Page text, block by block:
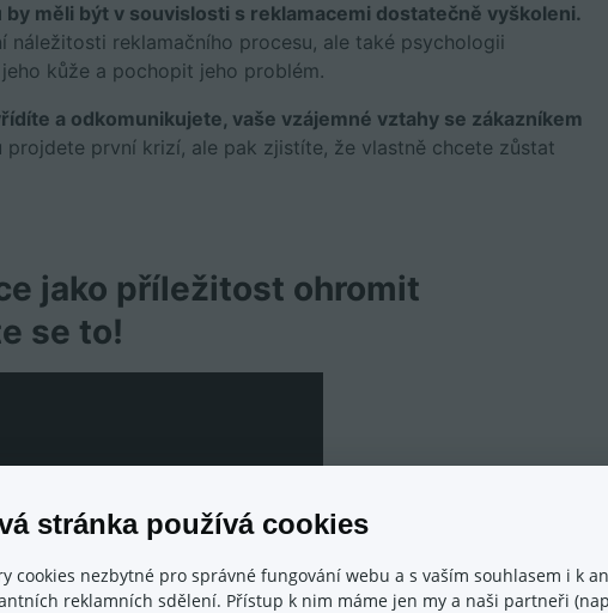
měli být v souvislosti s reklamacemi dostatečně vyškoleni.
náležitosti reklamačního procesu, ale také psychologii
kůže a pochopit jeho problém.
a odkomunikujete, vaše vzájemné vztahy se zákazníkem
první krizí, ale pak zjistíte, že vlastně chcete zůstat
jako příležitost ohromit
se to!
stránka používá cookies
cookies nezbytné pro správné fungování webu a s vaším souhlasem i k
reklamních sdělení. Přístup k nim máme jen my a naši partneři